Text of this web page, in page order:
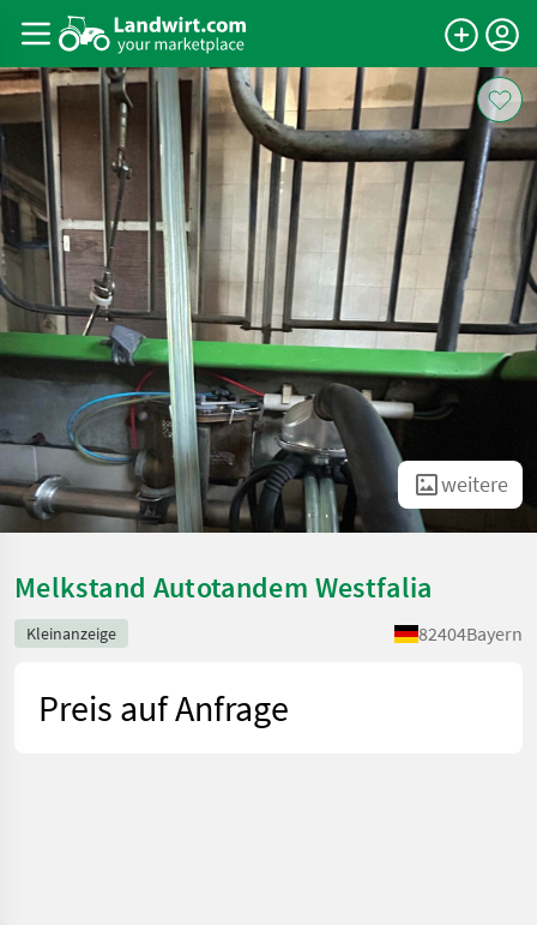
weitere
Melkstand Autotandem Westfalia
Kleinanzeige 82404Bayern
Preis auf Anfrage